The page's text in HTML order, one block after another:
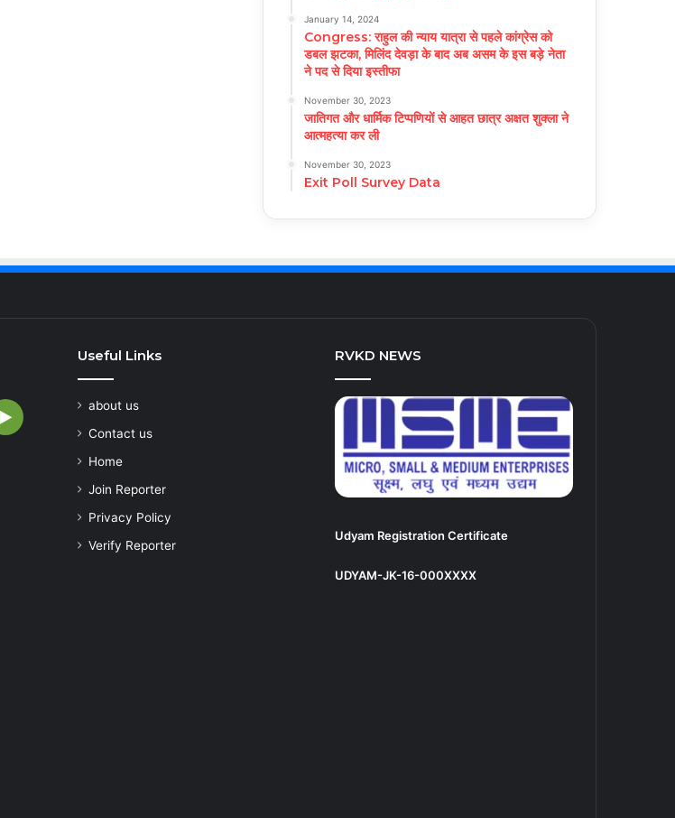
January 14, 2024
Congress: राहुल की न्याय यात्रा से पहले कांग्रेस को
डबल झटका, मिलिंद देवड़ा के बाद अब असम के इस बड़े नेता
ने पद से दिया इस्तीफा
November 30, 2023
जातिगत और धार्मिक टिप्पणियों से आहत छात्र अक्षत शुक्ला ने
आत्महत्या कर ली
November 30, 2023
Exit Poll Survey Data
Google
Useful Links
about us
Contact us
Home
Join Reporter
Privacy Policy
Verify Reporter
RVKD NEWS
Udyam Registration Certificate
UDYAM-JK-16-000XXXX